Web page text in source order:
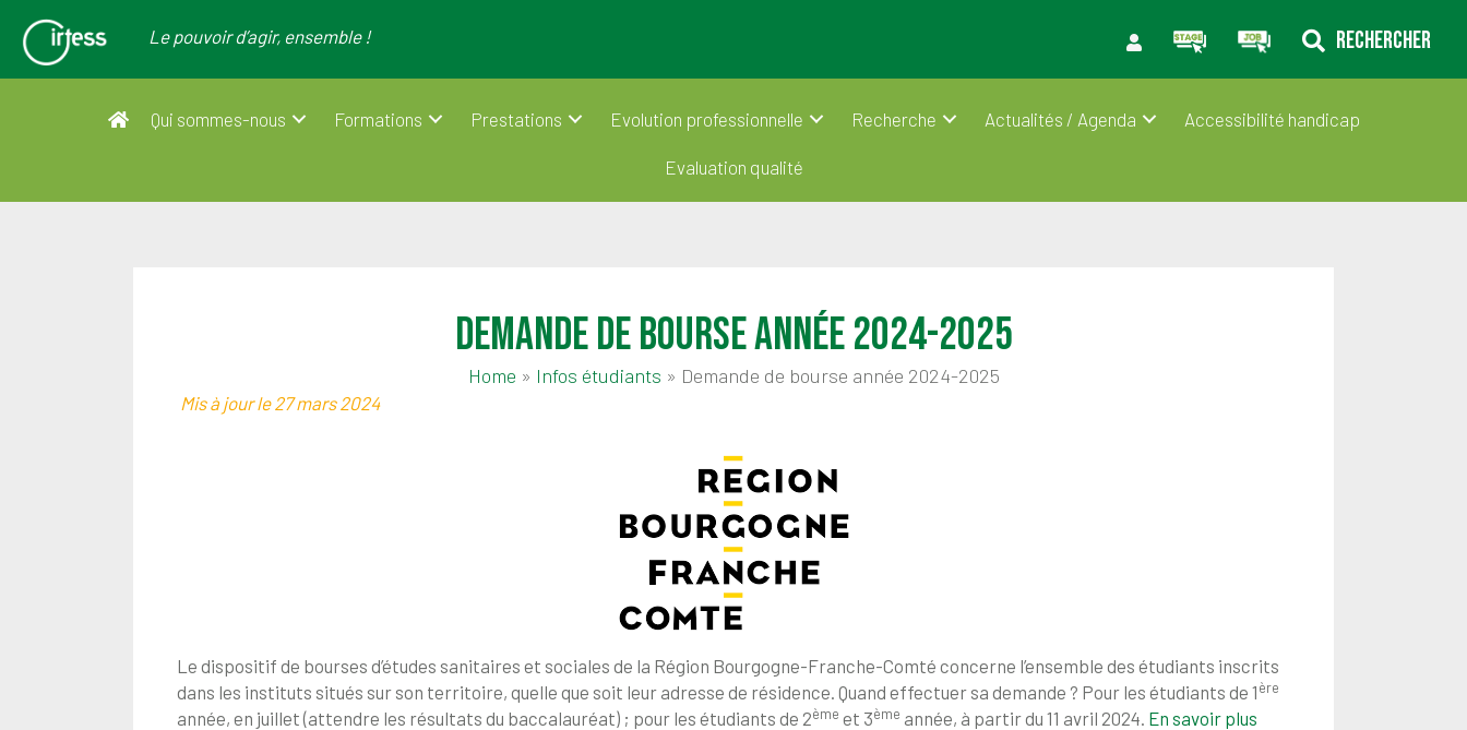
Le pouvoir d’agir, ensemble ! RECHERCHER
Qui sommes-nous Formations Prestations Evolution professionnelle Recherche Actualités / Agenda Accessibilité handicap
Evaluation qualité
Demande de bourse année 2024-2025
Home » Infos étudiants » Demande de bourse année 2024-2025
Mis à jour le 27 mars 2024
Le dispositif de bourses d’études sanitaires et sociales de la Région Bourgogne-Franche-Comté concerne l’ensemble des étudiants inscrits
dans les instituts situés sur son territoire, quelle que soit leur adresse de résidence. Quand effectuer sa demande ? Pour les étudiants de 1ère
année, en juillet (attendre les résultats du baccalauréat) ; pour les étudiants de 2ème et 3ème année, à partir du 11 avril 2024. En savoir plus